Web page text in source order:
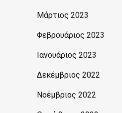
Μάρτιος 2023
Φεβρουάριος 2023
Ιανουάριος 2023
Δεκέμβριος 2022
Νοέμβριος 2022